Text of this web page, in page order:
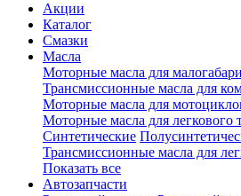
Акции
Каталог
Смазки
Масла
Моторные масла для
Трансмиссионные масла для
Моторные масла для
Моторные масла для легкового
Синтетические
Трансмиссионные масла для
Показать все
Автозапчасти